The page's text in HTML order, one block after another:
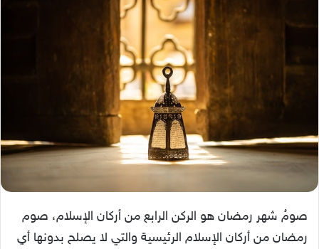
صومُ شهر رمضان هو الركن الرابع من أركان الإسلام، صوم
رمضان من أركان الإسلام الرئيسية والتي لا يصلح بدونها أي